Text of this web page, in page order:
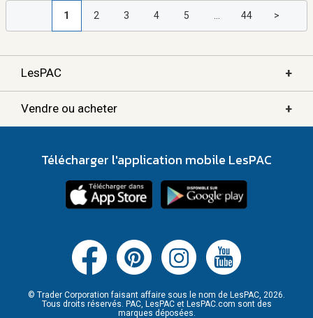
1 2 3 4 5 ... 44 >
LesPAC +
Vendre ou acheter +
Télécharger l'application mobile LesPAC
© Trader Corporation faisant affaire sous le nom de LesPAC, 2026.
Tous droits réservés. PAC, LesPAC et LesPAC.com sont des
marques déposées.